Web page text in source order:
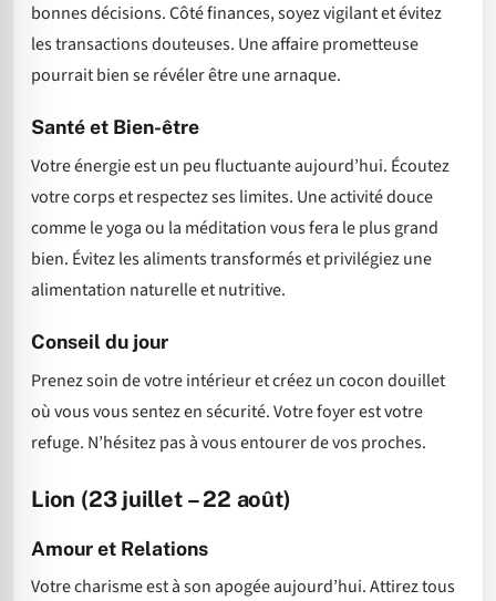
bonnes décisions. Côté finances, soyez vigilant et évitez
les transactions douteuses. Une affaire prometteuse
pourrait bien se révéler être une arnaque.
Santé et Bien-être
Votre énergie est un peu fluctuante aujourd’hui. Écoutez
votre corps et respectez ses limites. Une activité douce
comme le yoga ou la méditation vous fera le plus grand
bien. Évitez les aliments transformés et privilégiez une
alimentation naturelle et nutritive.
Conseil du jour
Prenez soin de votre intérieur et créez un cocon douillet
où vous vous sentez en sécurité. Votre foyer est votre
refuge. N’hésitez pas à vous entourer de vos proches.
Lion (23 juillet – 22 août)
Amour et Relations
Votre charisme est à son apogée aujourd’hui. Attirez tous